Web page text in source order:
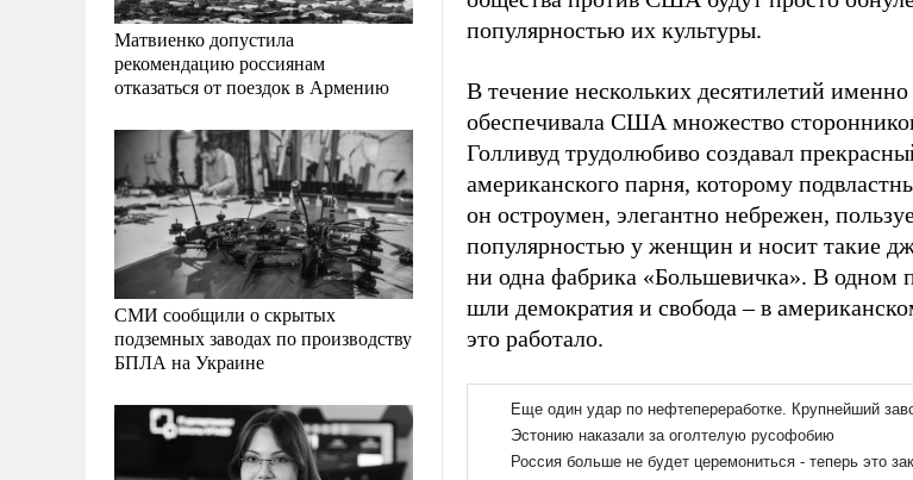
Матвиенко допустила
рекомендацию россиянам
отказаться от поездок в Армению
СМИ сообщили о скрытых
подземных заводах по производству
БПЛА на Украине
популярностью их культуры.
В течение нескольких десятилетий именно
обеспечивала США множество
Голливуд трудолюбиво создавал
американского парня, которому
он остроумен, элегантно небрежен,
популярностью у женщин и носит такие
ни одна фабрика «Большевичка». В одном
шли демократия и свобода – в
это работало.